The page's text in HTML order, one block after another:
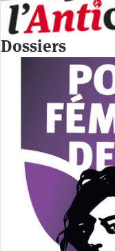
Dossiers